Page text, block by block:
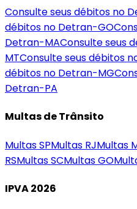
Consulte seus débitos no
débitos no Detran-GO
Detran-MAConsulte seus
MTConsulte seus débitos
débitos no Detran-MG
Detran-PA
Multas de Trânsito
MultasSPMultas RJMultas
RSMultasSCMultasGO
IPVA 2026